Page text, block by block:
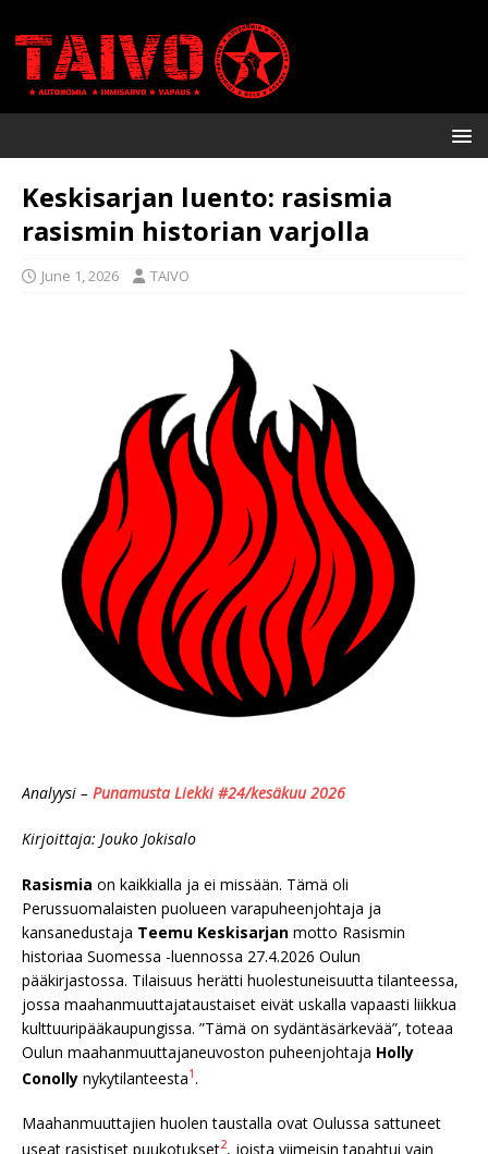
Keskisarjan luento: rasismia
rasismin historian varjolla
June 1, 2026 TAIVO
Analyysi – Punamusta Liekki #24/kesäkuu 2026
Kirjoittaja: Jouko Jokisalo
Rasismia on kaikkialla ja ei missään. Tämä oli
Perussuomalaisten puolueen varapuheenjohtaja ja
kansanedustaja Teemu Keskisarjan motto Rasismin
historiaa Suomessa -luennossa 27.4.2026 Oulun
pääkirjastossa. Tilaisuus herätti huolestuneisuutta tilanteessa,
jossa maahanmuuttajataustaiset eivät uskalla vapaasti liikkua
kulttuuripääkaupungissa. ”Tämä on sydäntäsärkevää”, toteaa
Oulun maahanmuuttajaneuvoston puheenjohtaja Holly
Conolly nykytilanteesta1 .
Maahanmuuttajien huolen taustalla ovat Oulussa sattuneet
useat rasistiset puukotukset2, joista viimeisin tapahtui vain